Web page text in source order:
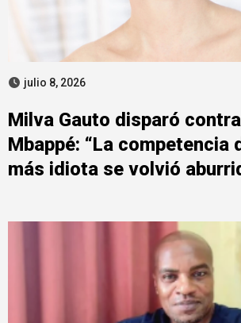
julio 8, 2026
Milva Gauto disparó
Mbappé: “La competencia
más idiota se volvió